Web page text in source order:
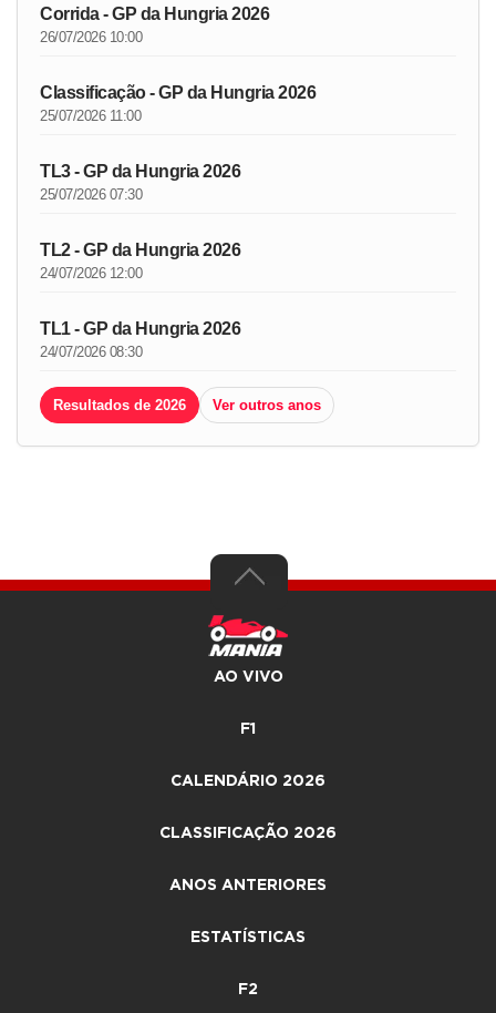
Corrida - GP da Hungria 2026
26/07/2026 10:00
Classificação - GP da Hungria 2026
25/07/2026 11:00
TL3 - GP da Hungria 2026
25/07/2026 07:30
TL2 - GP da Hungria 2026
24/07/2026 12:00
TL1 - GP da Hungria 2026
24/07/2026 08:30
Resultados de 2026 Ver outros anos
AO VIVO
F1
CALENDÁRIO 2026
CLASSIFICAÇÃO 2026
ANOS ANTERIORES
ESTATÍSTICAS
F2